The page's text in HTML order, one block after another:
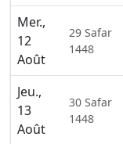
Mer.,
12
Août
29 Safar
1448
Jeu.,
13
Août
30 Safar
1448